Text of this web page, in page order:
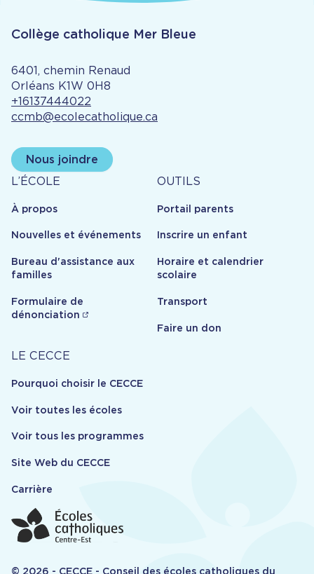
Collège catholique Mer Bleue
6401, chemin Renaud
Orléans K1W 0H8
+16137444022
ccmb@ecolecatholique.ca
Nous joindre
À
propos
L’ÉCOLE
À propos
Nouvelles et événements
Bureau d'assistance aux
familles
Formulaire de
dénonciation
Outils
OUTILS
Portail parents
Inscrire un enfant
Horaire et calendrier
scolaire
Transport
Faire un don
Carrière
LE CECCE
Pourquoi choisir le CECCE
Voir toutes les écoles
Voir tous les programmes
Site Web du CECCE
Carrière
© 2026 - CECCE - Conseil des écoles catholiques du